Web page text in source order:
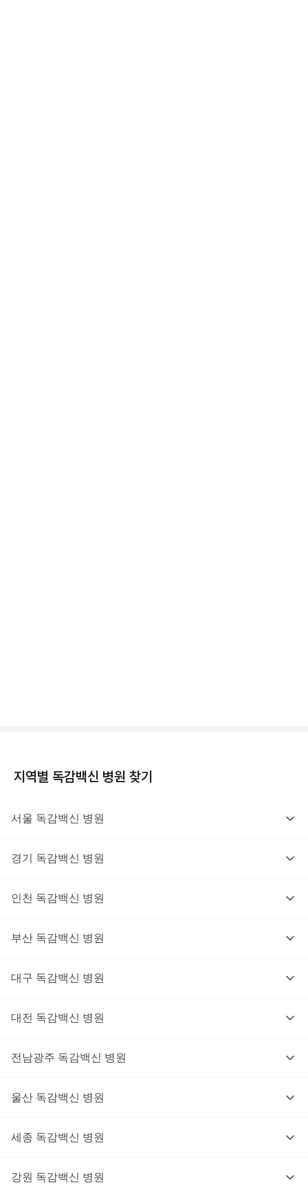
지역별 독감백신 병원 찾기
서울 독감백신 병원
경기 독감백신 병원
인천 독감백신 병원
부산 독감백신 병원
대구 독감백신 병원
대전 독감백신 병원
전남광주 독감백신 병원
울산 독감백신 병원
세종 독감백신 병원
강원 독감백신 병원